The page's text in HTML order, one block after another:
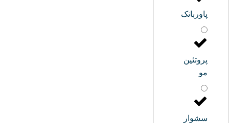
پاوربانک
پروتئین
مو
سشوار